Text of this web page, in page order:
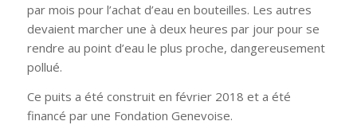
par mois pour l’achat d’eau en bouteilles. Les autres
devaient marcher une à deux heures par jour pour se
rendre au point d’eau le plus proche, dangereusement
pollué.
Ce puits a été construit en février 2018 et a été
financé par une Fondation Genevoise.